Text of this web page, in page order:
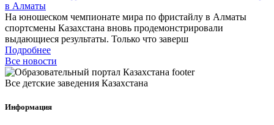
в Алматы
На юношеском чемпионате мира по фристайлу в Алматы
спортсмены Казахстана вновь продемонстрировали
выдающиеся результаты. Только что заверш
Подробнее
Все новости
Все детские заведения Казахстана
Информация